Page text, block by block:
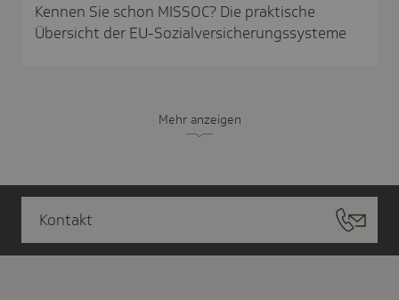
Kennen Sie schon MISSOC? Die praktische
Übersicht der EU-Sozialversicherungssysteme
Mehr anzeigen
Kontakt